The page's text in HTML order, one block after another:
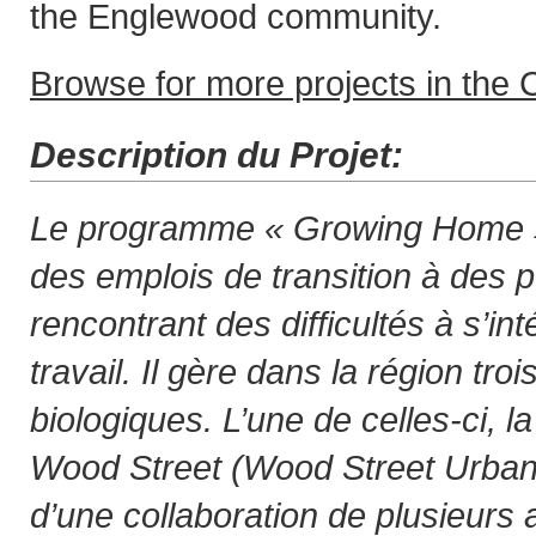
the Englewood community.
Browse for more projects in the
Description du Projet:
Le programme « Growing
des emplois de transition à des
rencontrant des difficultés à
travail. Il gère dans la région
biologiques. L’une de celles-ci,
Wood Street (Wood Street
d’une collaboration de plusieurs